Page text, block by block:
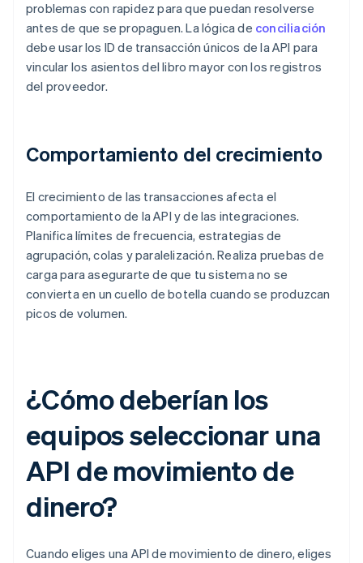
problemas con rapidez para que puedan resolverse
antes de que se propaguen. La lógica de conciliación
debe usar los ID de transacción únicos de la API para
vincular los asientos del libro mayor con los registros
del proveedor.
Comportamiento del crecimiento
El crecimiento de las transacciones afecta el
comportamiento de la API y de las integraciones.
Planifica límites de frecuencia, estrategias de
agrupación, colas y paralelización. Realiza pruebas de
carga para asegurarte de que tu sistema no se
convierta en un cuello de botella cuando se produzcan
picos de volumen.
¿Cómo deberían los
equipos seleccionar una
API de movimiento de
dinero?
Cuando eliges una API de movimiento de dinero, eliges